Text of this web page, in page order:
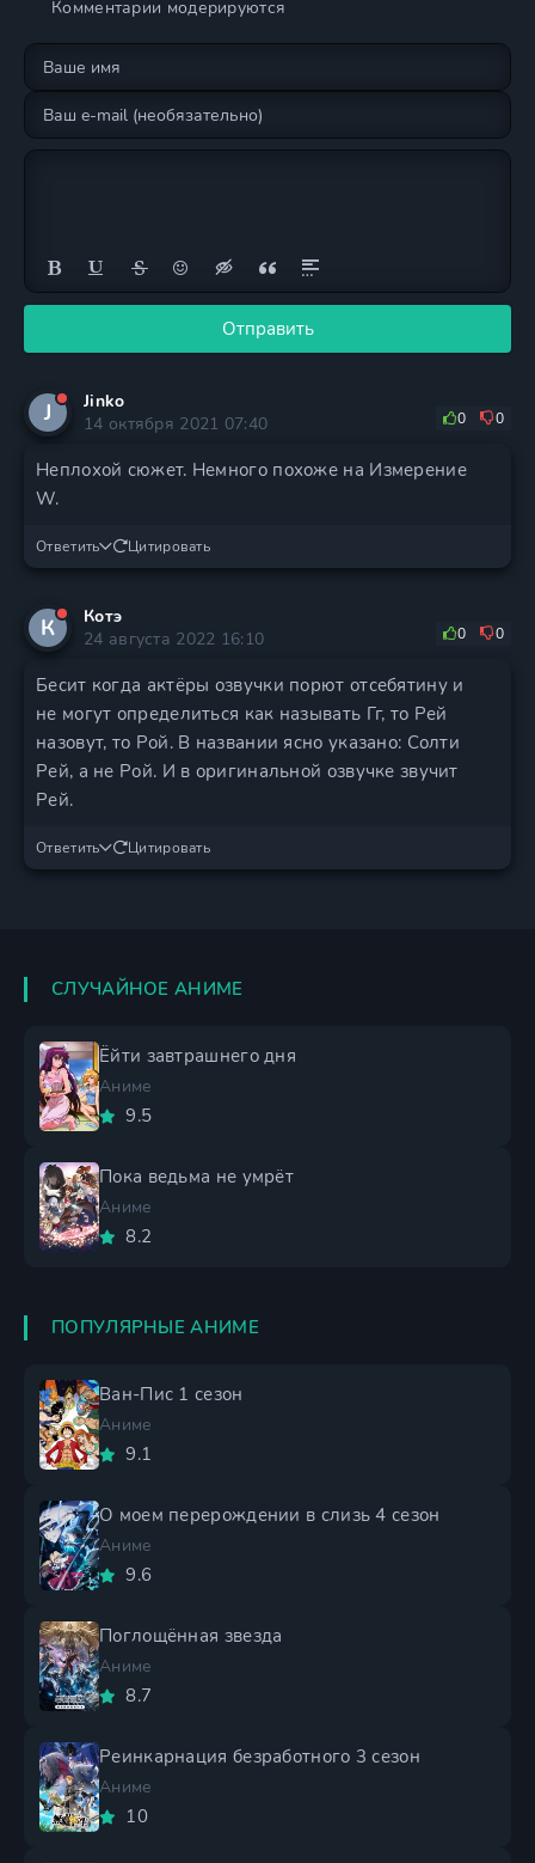
Комментарии модерируются
Отправить
J
Jinko
14 октября 2021 07:40
0 0
Неплохой сюжет. Немного похоже на Измерение
W.
Ответить Цитировать
К
Котэ
24 августа 2022 16:10
0 0
Бесит когда актёры озвучки порют отсебятину и
не могут определиться как называть Гг, то Рей
назовут, то Рой. В названии ясно указано: Солти
Рей, а не Рой. И в оригинальной озвучке звучит
Рей.
Ответить Цитировать
СЛУЧАЙНОЕ АНИМЕ
Ёйти завтрашнего дня
Аниме
9.5
Пока ведьма не умрёт
Аниме
8.2
ПОПУЛЯРНЫЕ АНИМЕ
Ван-Пис 1 сезон
Аниме
9.1
О моем перерождении в слизь 4 сезон
Аниме
9.6
Поглощённая звезда
Аниме
8.7
Реинкарнация безработного 3 сезон
Аниме
10